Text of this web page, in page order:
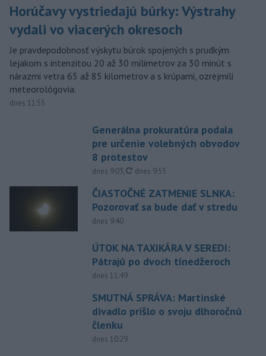
Horúčavy vystriedajú búrky: Výstrahy
vydali vo viacerých okresoch
Je pravdepodobnosť výskytu búrok spojených s prudkým
lejakom s intenzitou 20 až 30 milimetrov za 30 minút s
nárazmi vetra 65 až 85 kilometrov a s krúpami, ozrejmili
meteorológovia.
dnes 11:55
Generálna prokuratúra podala
pre určenie volebných obvodov
8 protestov
dnes 9:03, aktualizované
dnes 9:55
ČIASTOČNÉ ZATMENIE SLNKA:
Pozorovať sa bude dať v stredu
dnes 9:40
ÚTOK NA TAXIKÁRA V SEREDI:
Pátrajú po dvoch tínedžeroch
dnes 11:49
SMUTNÁ SPRÁVA: Martinské
divadlo prišlo o svoju dlhoročnú
členku
dnes 10:29